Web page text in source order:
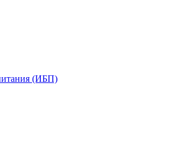
(ИБП)